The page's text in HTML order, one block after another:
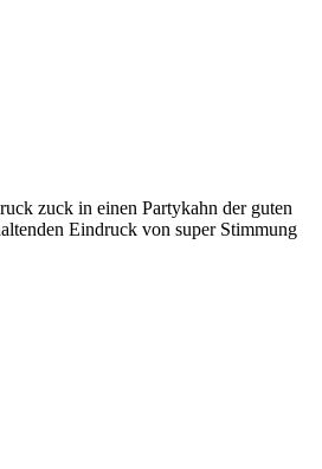
zuck in einen Partykahn der guten
Eindruck von super Stimmung